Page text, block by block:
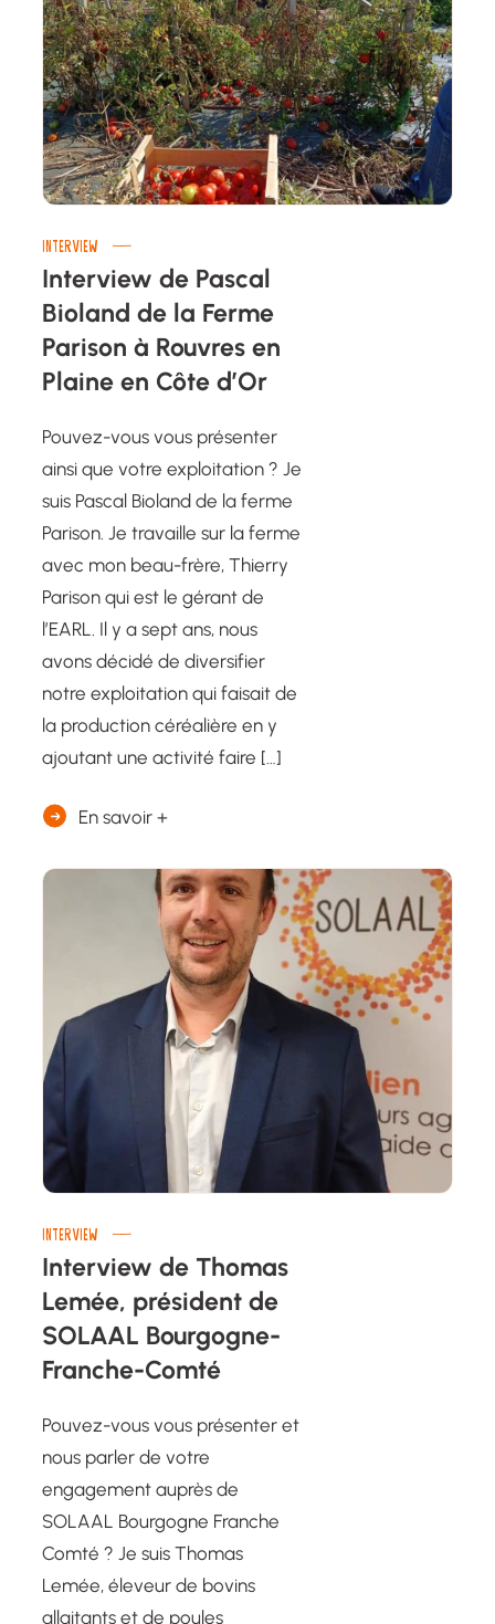
INTERVIEW
Interview de Pascal
Bioland de la Ferme
Parison à Rouvres en
Plaine en Côte d’Or
Pouvez-vous vous présenter
ainsi que votre exploitation ? Je
suis Pascal Bioland de la ferme
Parison. Je travaille sur la ferme
avec mon beau-frère, Thierry
Parison qui est le gérant de
l’EARL. Il y a sept ans, nous
avons décidé de diversifier
notre exploitation qui faisait de
la production céréalière en y
ajoutant une activité faire […]
En savoir +
INTERVIEW
Interview de Thomas
Lemée, président de
SOLAAL Bourgogne-
Franche-Comté
Pouvez-vous vous présenter et
nous parler de votre
engagement auprès de
SOLAAL Bourgogne Franche
Comté ? Je suis Thomas
Lemée, éleveur de bovins
allaitants et de poules